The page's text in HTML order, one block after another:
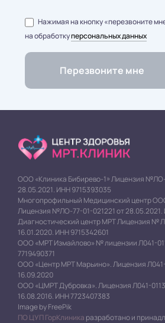
Нажимая на кнопку «перезвоните
на обработкуперсональных данных
ООО «Клиника Бибирево-1» Лицензия №ЛО-
28.05.2021. ИНН 9715393035
Многопрофильный Медицинский центр
Лицензия №ЛО-77-01-021221 от 28.05.2021.
Диагностический центр МРТ Лицензия №
16.01.2020. ИНН 9715342601
ООО «МРТ Измайлово» № лицензии Л041-
7719490371
ООО «Центр МРТ Марьино». Лицензия
16.09.2020
ООО «ЦМРТ Дубровка». Лицензия Л041-
16.08.2016. ИНН 7723407383
Image by FreePik
ПО ЦУП ГорКлиника разработано и